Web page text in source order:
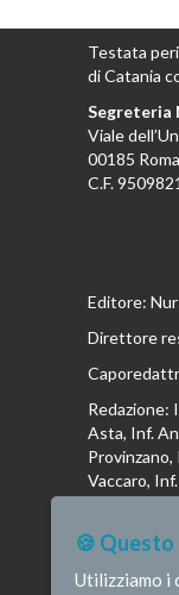
Testata
di Catania
Segreteria
Viale
00185 Roma
C.F.
Editore:
Direttore
Redazione:
Asta, Inf.
Provinzano,
Vaccaro,
Altavilla, Inf.
Inf. Romina
🍪
Utilizziamo i